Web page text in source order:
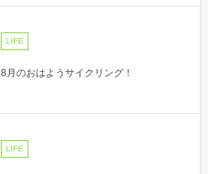
LIFE
8月のおはようサイクリング！
LIFE